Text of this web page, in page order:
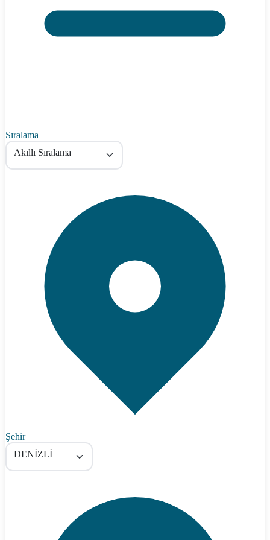
Sıralama
Akıllı Sıralama
Şehir
DENİZLİ